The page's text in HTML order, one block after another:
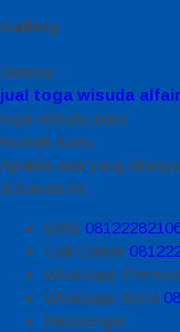
Gallery
Sidebar
jual toga wisuda
toga wisuda juara
Kontak Kami
Apabila ada yang
di bawah ini.
SMS
Call Center
Whatsapp
Whatsapp Syifa
Messenger